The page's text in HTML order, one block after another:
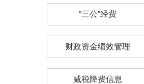
“三公”经费
财政资金绩效管理
减税降费信息